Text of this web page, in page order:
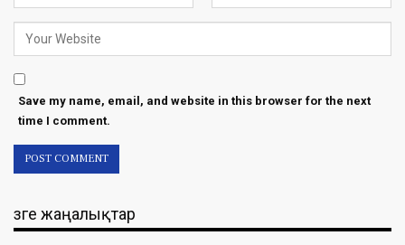
Save my name, email, and website in this browser for the next
time I comment.
Өзге жаңалықтар